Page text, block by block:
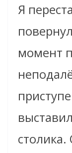
Я
момент